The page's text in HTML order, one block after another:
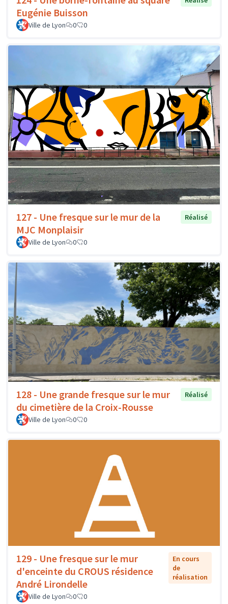
Eugénie Buisson
Ville de Lyon 0 0
127 - Une fresque sur le mur de la
MJC Monplaisir
Réalisé
Ville de Lyon 0 0
128 - Une grande fresque sur le mur
du cimetière de la Croix-Rousse
Réalisé
Ville de Lyon 0 0
129 - Une fresque sur le mur
d'enceinte du CROUS résidence
André Lirondelle
En cours
de
réalisation
Ville de Lyon 0 0